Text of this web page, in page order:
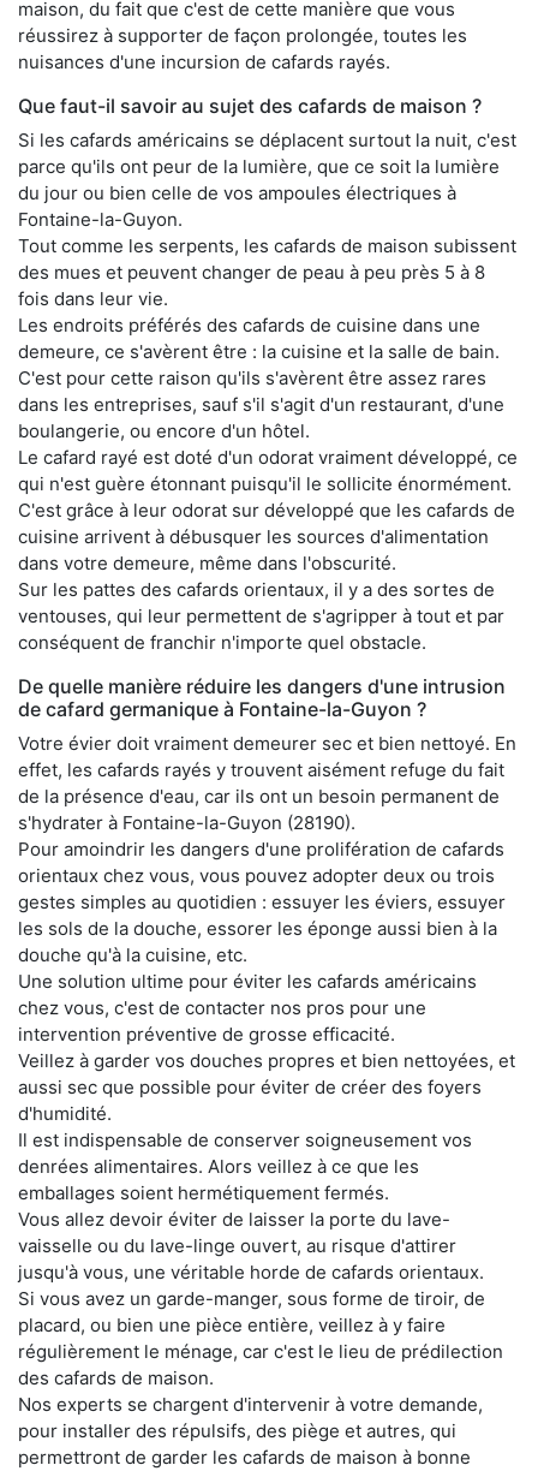
maison, du fait que c'est de cette manière que vous
réussirez à supporter de façon prolongée, toutes les
nuisances d'une incursion de cafards rayés.
Que faut-il savoir au sujet des cafards de maison ?
Si les cafards américains se déplacent surtout la nuit, c'est
parce qu'ils ont peur de la lumière, que ce soit la lumière
du jour ou bien celle de vos ampoules électriques à
Fontaine-la-Guyon.
Tout comme les serpents, les cafards de maison subissent
des mues et peuvent changer de peau à peu près 5 à 8
fois dans leur vie.
Les endroits préférés des cafards de cuisine dans une
demeure, ce s'avèrent être : la cuisine et la salle de bain.
C'est pour cette raison qu'ils s'avèrent être assez rares
dans les entreprises, sauf s'il s'agit d'un restaurant, d'une
boulangerie, ou encore d'un hôtel.
Le cafard rayé est doté d'un odorat vraiment développé, ce
qui n'est guère étonnant puisqu'il le sollicite énormément.
C'est grâce à leur odorat sur développé que les cafards de
cuisine arrivent à débusquer les sources d'alimentation
dans votre demeure, même dans l'obscurité.
Sur les pattes des cafards orientaux, il y a des sortes de
ventouses, qui leur permettent de s'agripper à tout et par
conséquent de franchir n'importe quel obstacle.
De quelle manière réduire les dangers d'une intrusion
de cafard germanique à Fontaine-la-Guyon ?
Votre évier doit vraiment demeurer sec et bien nettoyé. En
effet, les cafards rayés y trouvent aisément refuge du fait
de la présence d'eau, car ils ont un besoin permanent de
s'hydrater à Fontaine-la-Guyon (28190).
Pour amoindrir les dangers d'une prolifération de cafards
orientaux chez vous, vous pouvez adopter deux ou trois
gestes simples au quotidien : essuyer les éviers, essuyer
les sols de la douche, essorer les éponge aussi bien à la
douche qu'à la cuisine, etc.
Une solution ultime pour éviter les cafards américains
chez vous, c'est de contacter nos pros pour une
intervention préventive de grosse efficacité.
Veillez à garder vos douches propres et bien nettoyées, et
aussi sec que possible pour éviter de créer des foyers
d'humidité.
Il est indispensable de conserver soigneusement vos
denrées alimentaires. Alors veillez à ce que les
emballages soient hermétiquement fermés.
Vous allez devoir éviter de laisser la porte du lave-
vaisselle ou du lave-linge ouvert, au risque d'attirer
jusqu'à vous, une véritable horde de cafards orientaux.
Si vous avez un garde-manger, sous forme de tiroir, de
placard, ou bien une pièce entière, veillez à y faire
régulièrement le ménage, car c'est le lieu de prédilection
des cafards de maison.
Nos experts se chargent d'intervenir à votre demande,
pour installer des répulsifs, des piège et autres, qui
permettront de garder les cafards de maison à bonne